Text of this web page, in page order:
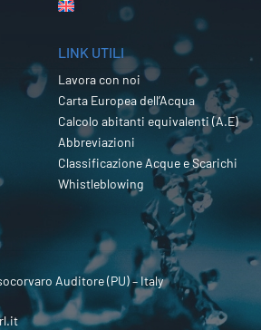
LINK UTILI
Lavora con noi
Carta Europea dell’Acqua
Calcolo abitanti equivalenti (A.E)
Abbreviazioni
Classificazione Acque e Scarichi
Whistleblowing
Auditore (PU) – Italy